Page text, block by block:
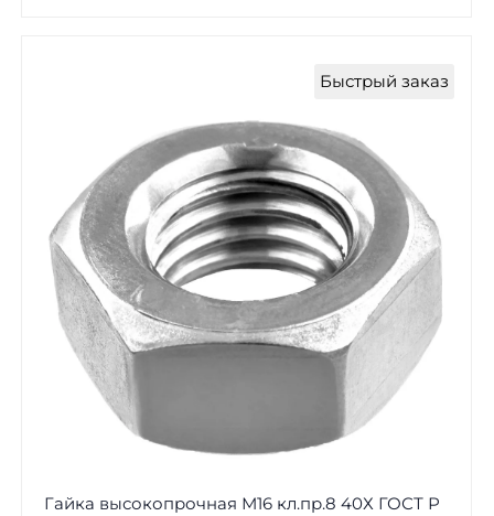
Быстрый заказ
Гайка высокопрочная М16 кл.пр.8 40Х ГОСТ Р